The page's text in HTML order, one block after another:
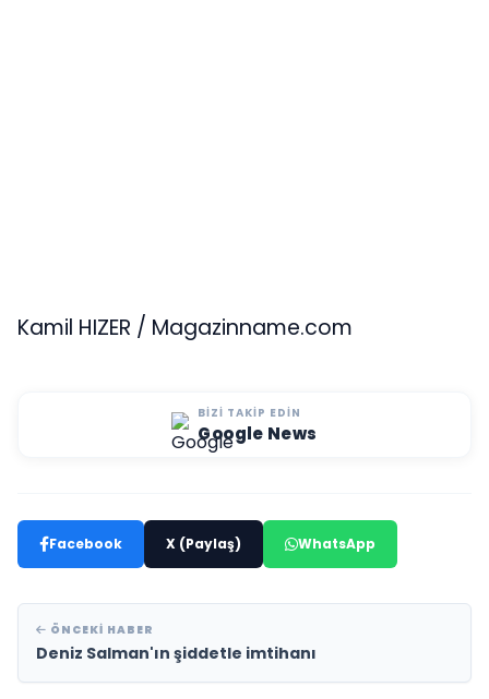
Kamil HIZER / Magazinname.com
BIZI TAKIP EDIN
Google News
Facebook X (Paylaş) WhatsApp
ÖNCEKI HABER
Deniz Salman'ın şiddetle imtihanı